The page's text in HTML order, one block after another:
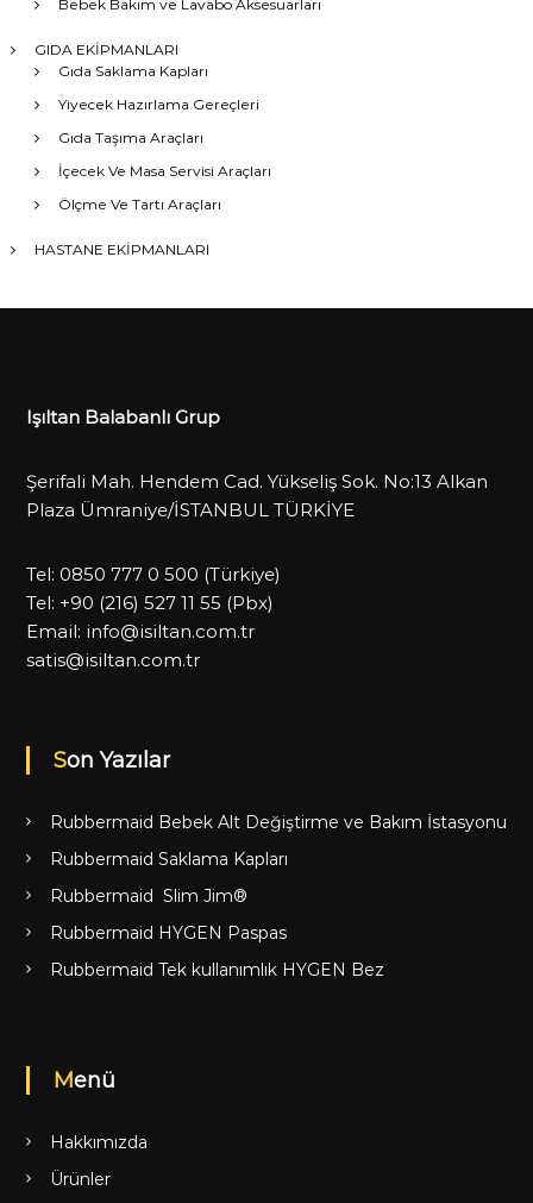
Bebek Bakım ve Lavabo Aksesuarları
GIDA EKİPMANLARI
Gıda Saklama Kapları
Yiyecek Hazırlama Gereçleri
Gıda Taşıma Araçları
İçecek Ve Masa Servisi Araçları
Ölçme Ve Tartı Araçları
HASTANE EKİPMANLARI
Işıltan Balabanlı Grup
Şerifali Mah. Hendem Cad. Yükseliş Sok. No:13 Alkan
Plaza Ümraniye/İSTANBUL TÜRKİYE
Tel: 0850 777 0 500 (Türkiye)
Tel: +90 (216) 527 11 55 (Pbx)
Email: info@isiltan.com.tr
satis@isiltan.com.tr
Son Yazılar
Rubbermaid Bebek Alt Değiştirme ve Bakım İstasyonu
Rubbermaid Saklama Kapları
Rubbermaid Slim Jim®
Rubbermaid HYGEN Paspas
Rubbermaid Tek kullanımlık HYGEN Bez
Menü
Hakkımızda
Ürünler